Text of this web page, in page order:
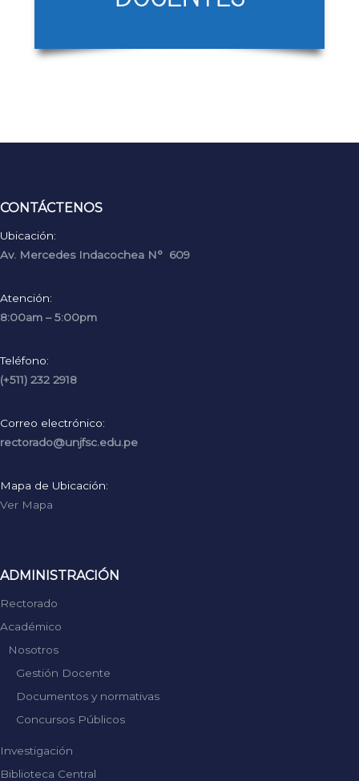
CONTÁCTENOS
Ubicación:
Av. Mercedes Indacochea N° 609
Atención:
8:00am – 5:00pm
Teléfono:
(+511) 232 2918
Correo electrónico:
rectorado@unjfsc.edu.pe
Mapa de Ubicación:
Ver Mapa
ADMINISTRACIÓN
Rectorado
Académico
Nosotros
Gestión Docente
Documentos y normativas
Concursos Públicos
Investigación
Biblioteca Central